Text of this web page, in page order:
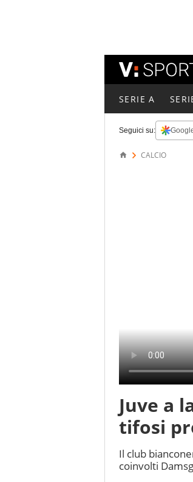
SERIE A
Seguici su:
CALCIO
Juve a
tifosi
Il club
coinvolti